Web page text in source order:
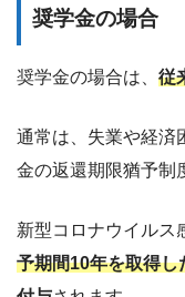
奨学金の場合
奨学金の場合は、 従
通常は、失業や経済
金の返還期限猶予制
新型コロナウイルス
予期間10年を取得し